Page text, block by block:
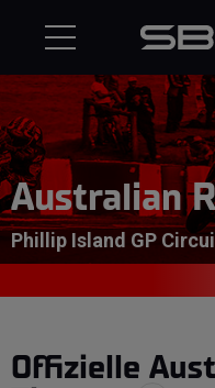
Australian
Phillip Island GP
Offizielle